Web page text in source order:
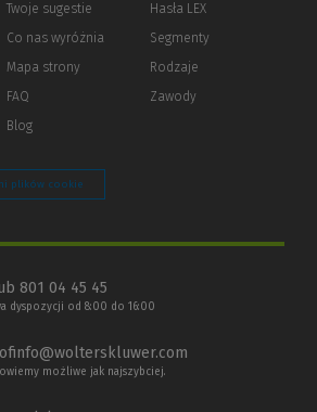
innej
strony)
Twoje sugestie
Co nas wyróżnia
Mapa strony
FAQ
Blog
Hasła LEX
Segmenty
Rodzaje
Zawody
plików cookie
801 04 45 45
dyspozycji od 8:00 do 16:00
możliwe jak najszybciej.